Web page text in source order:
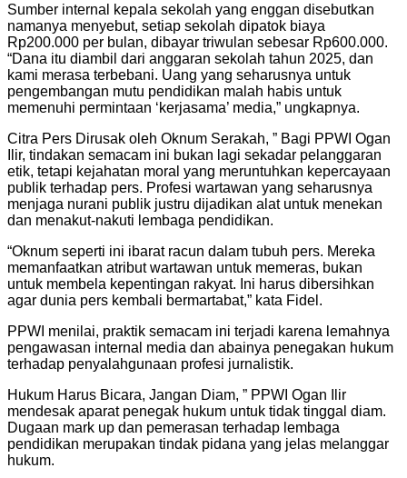
Sumber internal kepala sekolah yang enggan disebutkan
namanya menyebut, setiap sekolah dipatok biaya
Rp200.000 per bulan, dibayar triwulan sebesar Rp600.000.
“Dana itu diambil dari anggaran sekolah tahun 2025, dan
kami merasa terbebani. Uang yang seharusnya untuk
pengembangan mutu pendidikan malah habis untuk
memenuhi permintaan ‘kerjasama’ media,” ungkapnya.
Citra Pers Dirusak oleh Oknum Serakah, ” Bagi PPWI Ogan
Ilir, tindakan semacam ini bukan lagi sekadar pelanggaran
etik, tetapi kejahatan moral yang meruntuhkan kepercayaan
publik terhadap pers. Profesi wartawan yang seharusnya
menjaga nurani publik justru dijadikan alat untuk menekan
dan menakut-nakuti lembaga pendidikan.
“Oknum seperti ini ibarat racun dalam tubuh pers. Mereka
memanfaatkan atribut wartawan untuk memeras, bukan
untuk membela kepentingan rakyat. Ini harus dibersihkan
agar dunia pers kembali bermartabat,” kata Fidel.
PPWI menilai, praktik semacam ini terjadi karena lemahnya
pengawasan internal media dan abainya penegakan hukum
terhadap penyalahgunaan profesi jurnalistik.
Hukum Harus Bicara, Jangan Diam, ” PPWI Ogan Ilir
mendesak aparat penegak hukum untuk tidak tinggal diam.
Dugaan mark up dan pemerasan terhadap lembaga
pendidikan merupakan tindak pidana yang jelas melanggar
hukum.